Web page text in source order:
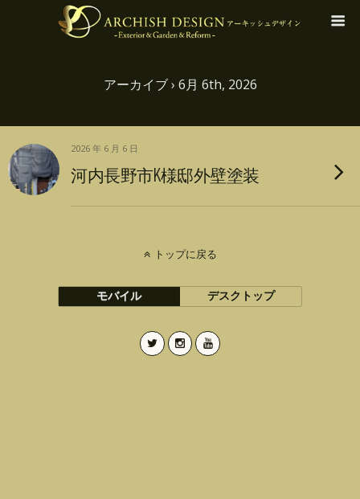
アーカイブ › 6月 6th, 2026
2026 年 6 月 6 日
河内長野市K様邸外壁塗装
トップに戻る
モバイル デスクトップ